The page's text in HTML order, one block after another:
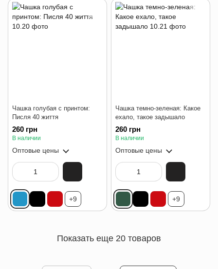
Чашка голубая с принтом:
Писля 40 життя
260 грн
В наличии
Оптовые цены
+9
Чашка темно-зеленая: Какое
ехало, такое задышало
260 грн
В наличии
Оптовые цены
+9
Показать еще 20 товаров